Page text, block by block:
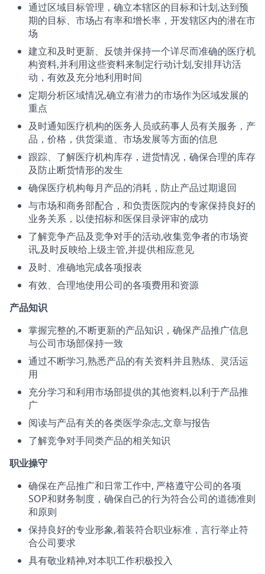
通过区域目标管理，确立本辖区的目标和计划,达到预
期的目标、市场占有率和增长率，开发辖区内的潜在市
场
建立和及时更新、反馈并保持一个详尽而准确的医疗机
构资料,并利用这些资料来制定行动计划,安排拜访活
动，有效及充分地利用时间
定期分析区域情况,确立有潜力的市场作为区域发展的
重点
及时通知医疗机构的医务人员或药事人员有关服务，产
品，价格，供货渠道、市场发展等方面的信息
跟踪、了解医疗机构库存，进货情况，确保合理的库存
及防止断货情形的发生
确保医疗机构每月产品的消耗，防止产品过期退回
与市场和商务部配合，和负责医院内的专家保持良好的
业务关系，以使招标和医保目录评审的成功
了解竞争产品及竞争对手的活动,收集竞争者的市场资
讯,及时反映给上级主管,并提供相应意见
及时、准确地完成各项报表
有效、合理地使用公司的各项费用和资源
产品知识
掌握完整的,不断更新的产品知识，确保产品推广信息
与公司市场部保持一致
通过不断学习,熟悉产品的有关资料并且熟练、灵活运
用
充分学习和利用市场部提供的其他资料,以利于产品推
广
阅读与产品有关的各类医学杂志,文章与报告
了解竞争对手同类产品的相关知识
职业操守
确保在产品推广和日常工作中, 严格遵守公司的各项
SOP和财务制度，确保自己的行为符合公司的道德准则
和原则
保持良好的专业形象,着装符合职业标准，言行举止符
合公司要求
具有敬业精神,对本职工作积极投入